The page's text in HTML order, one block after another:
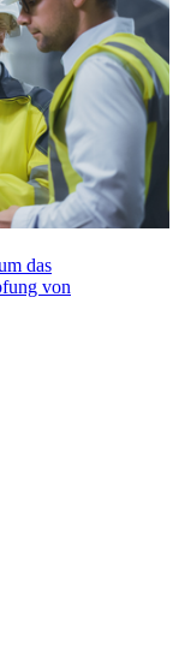
das
von